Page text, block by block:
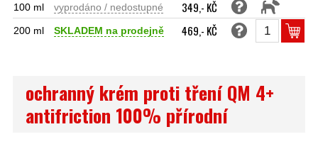
100 ml
vyprodáno / nedostupné 349,- KČ
200 ml SKLADEM na prodejně 469,- KČ
ochranný krém proti tření QM 4+
antifriction 100% přírodní